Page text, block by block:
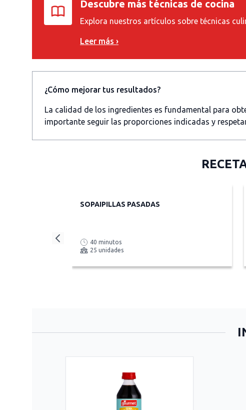
Descubre más técnicas de cocina
Explora nuestros artículos sobre técnicas
Leer más ›
¿Cómo mejorar tus resultados?
La calidad de los ingredientes es fundamental para
importante seguir las proporciones indicadas y
SOPAIPILLAS PASADAS
40 minutos
25 unidades